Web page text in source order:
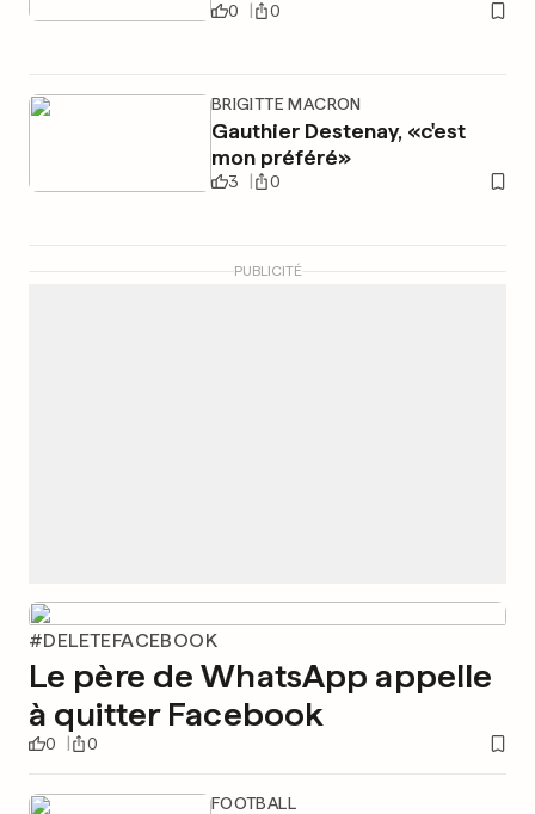
0 0
BRIGITTE MACRON
Gauthier Destenay, «c'est
mon préféré»
3 0
PUBLICITÉ
#DELETEFACEBOOK
Le père de WhatsApp appelle
à quitter Facebook
0 0
FOOTBALL